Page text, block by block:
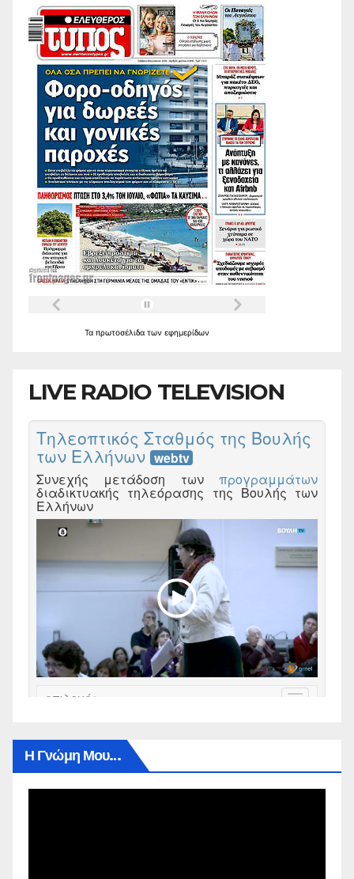
Τα πρωτοσέλιδα των εφημερίδων
LIVE RADIO TELEVISION
Η Γνώμη Μου…